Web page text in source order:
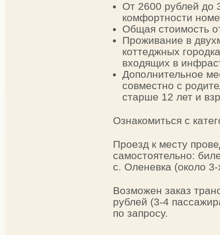
От 2600 рублей до
комфортности
Общая стоимость
Проживание в
коттеджных
входящих в
Дополнительное
совместно с
старше 12 лет и
Ознакомиться с
Проезд к месту
самостоятельно:
с. Оленевка (около
Возможен заказ
рублей (3-4
по запросу.